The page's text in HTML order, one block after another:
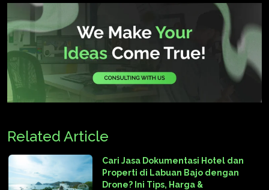
Related Article
Cari Jasa Dokumentasi Hotel dan
Properti di Labuan Bajo dengan
Drone? Ini Tips, Harga &